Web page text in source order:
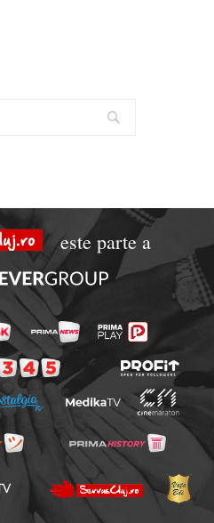
este parte a